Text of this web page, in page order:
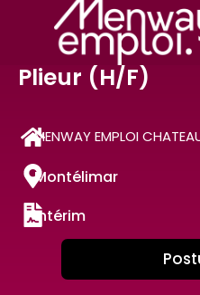
Plieur (H/F)
MENWAY EMPLOI
Montélimar
Intérim